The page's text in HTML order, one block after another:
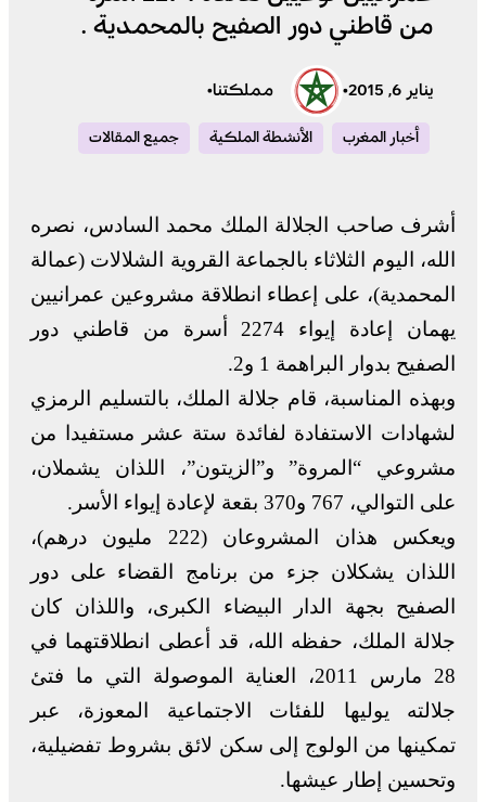
من قاطني دور الصفيح بالمحمدية .
يناير 6, 2015 • مملكتنا•
أخبار المغرب الأنشطة الملكية جميع المقالات
أشرف صاحب الجلالة الملك محمد السادس، نصره
الله، اليوم الثلاثاء بالجماعة القروية الشلالات (عمالة
المحمدية)، على إعطاء انطلاقة مشروعين عمرانيين
يهمان إعادة إيواء 2274 أسرة من قاطني دور
الصفيح بدوار البراهمة 1 و2.
وبهذه المناسبة، قام جلالة الملك، بالتسليم الرمزي
لشهادات الاستفادة لفائدة ستة عشر مستفيدا من
مشروعي “المروة” و”الزيتون”، اللذان يشملان،
على التوالي، 767 و370 بقعة لإعادة إيواء الأسر.
ويعكس هذان المشروعان (222 مليون درهم)،
اللذان يشكلان جزء من برنامج القضاء على دور
الصفيح بجهة الدار البيضاء الكبرى، واللذان كان
جلالة الملك، حفظه الله، قد أعطى انطلاقتهما في
28 مارس 2011، العناية الموصولة التي ما فتئ
جلالته يوليها للفئات الاجتماعية المعوزة، عبر
تمكينها من الولوج إلى سكن لائق بشروط تفضيلية،
وتحسين إطار عيشها.